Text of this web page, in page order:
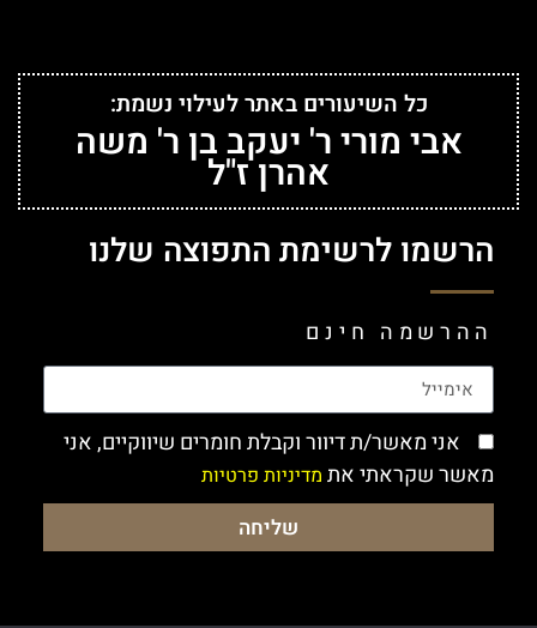
כל השיעורים באתר לעילוי נשמת:
אבי מורי ר' יעקב בן ר' משה
אהרן ז"ל
הרשמו לרשימת התפוצה שלנו
ההרשמה חינם
אני מאשר/ת דיוור וקבלת חומרים שיווקיים, אני
מאשר שקראתי את מדיניות פרטיות
שליחה